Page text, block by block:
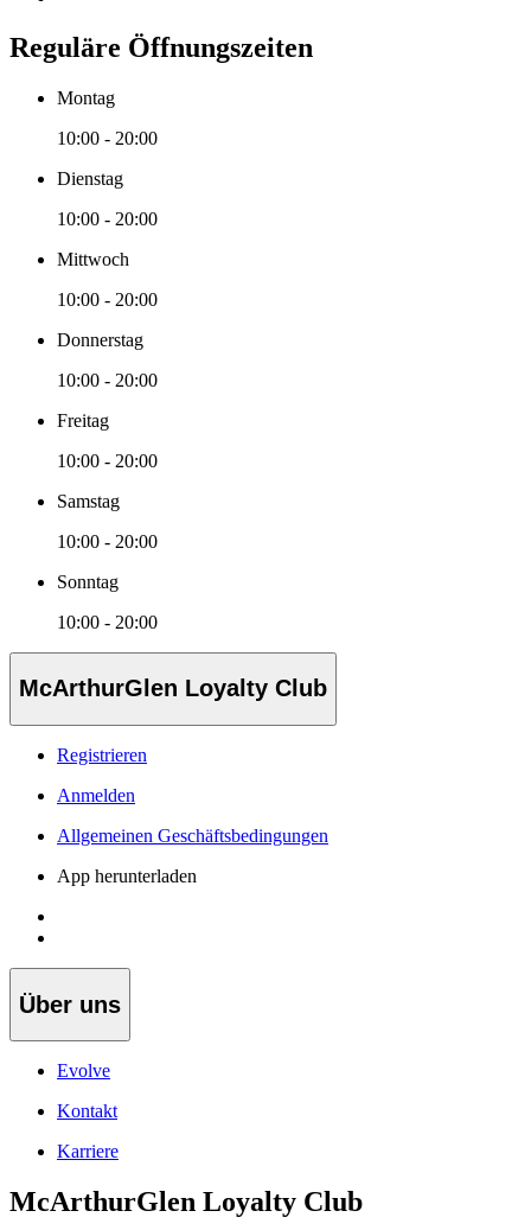
Reguläre Öffnungszeiten
Montag
10:00 - 20:00
Dienstag
10:00 - 20:00
Mittwoch
10:00 - 20:00
Donnerstag
10:00 - 20:00
Freitag
10:00 - 20:00
Samstag
10:00 - 20:00
Sonntag
10:00 - 20:00
McArthurGlen Loyalty Club
Registrieren
Anmelden
Allgemeinen Geschäftsbedingungen
App herunterladen
Über uns
Evolve
Kontakt
Karriere
McArthurGlen Loyalty Club